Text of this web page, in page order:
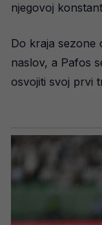
njegovoj
Do kraja sezone
naslov, a Pafos
osvojiti svoj prvi